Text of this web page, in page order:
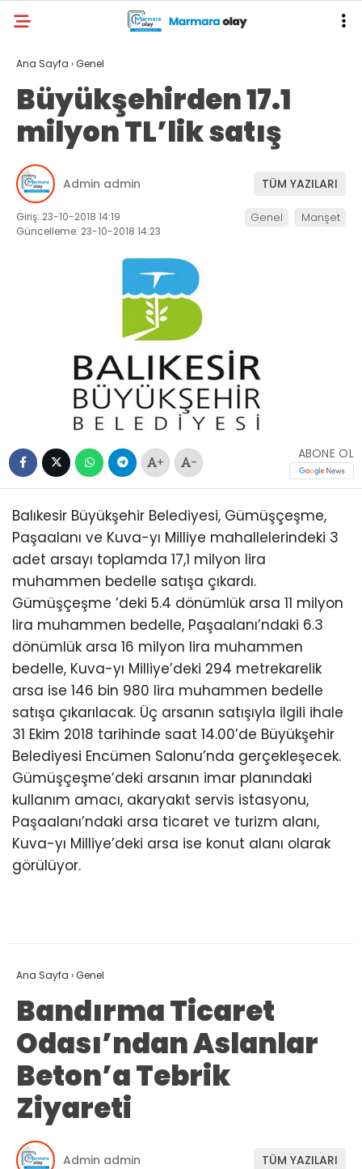
Ana Sayfa ›Genel
Büyükşehirden 17.1
milyon TL’lik satış
Admin admin TÜM YAZILARI
Giriş: 23-10-2018 14:19
Güncelleme: 23-10-2018 14:23
Genel Manşet
+ -
ABONE OL
Balıkesir Büyükşehir Belediyesi, Gümüşçeşme,
Paşaalanı ve Kuva-yı Milliye mahallelerindeki 3
adet arsayı toplamda 17,1 milyon lira
muhammen bedelle satışa çıkardı.
Gümüşçeşme ’deki 5.4 dönümlük arsa 11 milyon
lira muhammen bedelle, Paşaalanı’ndaki 6.3
dönümlük arsa 16 milyon lira muhammen
bedelle, Kuva-yı Milliye’deki 294 metrekarelik
arsa ise 146 bin 980 lira muhammen bedelle
satışa çıkarılacak. Üç arsanın satışıyla ilgili ihale
31 Ekim 2018 tarihinde saat 14.00’de Büyükşehir
Belediyesi Encümen Salonu’nda gerçekleşecek.
Gümüşçeşme’deki arsanın imar planındaki
kullanım amacı, akaryakıt servis istasyonu,
Paşaalanı’ndaki arsa ticaret ve turizm alanı,
Kuva-yı Milliye’deki arsa ise konut alanı olarak
görülüyor.
Ana Sayfa ›Genel
Bandırma Ticaret
Odası’ndan Aslanlar
Beton’a Tebrik
Ziyareti
Admin admin TÜM YAZILARI